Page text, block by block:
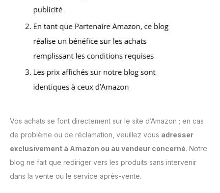
Vos achats se font directement sur le site d’Amazon ; en cas
de problème ou de réclamation, veuillez vous adresser
exclusivement à Amazon ou au vendeur concerné. Notre
blog ne fait que rediriger vers les produits sans intervenir
dans la vente ou le service après-vente.